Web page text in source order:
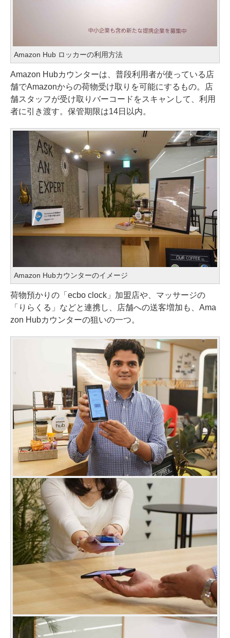
Amazon Hub ロッカーの利用方法
Amazon Hubカウンターは、普段利用者が使っている店
舗でAmazonからの荷物受け取りを可能にするもの。店
舗スタッフが受け取りバーコードをスキャンして、利用
者に引き渡す。保管期限は14日以内。
Amazon Hubカウンターのイメージ
荷物預かりの「ecbo clock」加盟店や、マッサージの
「りらくる」などと連携し、店舗への送客増加も、Ama
zon Hubカウンターの狙いの一つ。